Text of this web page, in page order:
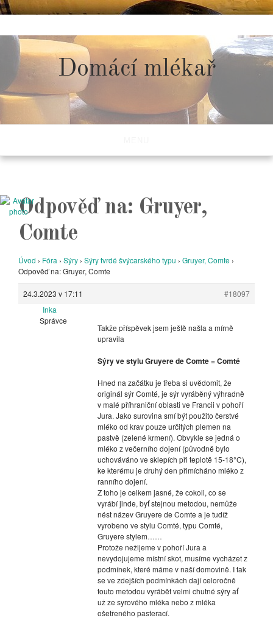
to
content
Domácí mlékař
Odpověď na: Gruyer,
Comte
Úvod › Fóra › Sýry › Sýry tvrdé švýcarského typu › Gruyer, Comte ›
Odpověď na: Gruyer, Comte
24.3.2023 v 17:11
#18097
Inka
Správce
Takže příspěvek jsem ještě našla a mírně
upravila
Sýry ve stylu Gruyere de Comte = Comté
Hned na začátku je třeba si uvědomit, že
originál sýr Comté, je sýr vyráběný výhradně
v malé příhraniční oblasti ve Francii v pohoří
Jura. Jako surovina smí být použito čerstvé
mléko od krav pouze určitých plemen na
pastvě (zelené krmení). Obvykle se jedná o
mléko z večerního dojení (původně bylo
uchováváno ve sklepích při teplotě 15-18°C),
ke kterému je druhý den přimícháno mléko z
ranního dojení.
Z toho je celkem jasné, že cokoli, co se
vyrábí jinde, byť stejnou metodou, nemůže
nést název Gruyere de Comte a je tudíž
vyrobeno ve stylu Comté, typu Comté,
Gruyere stylem……
Protože nežijeme v pohoří Jura a
nevydojujeme místní skot, musíme vycházet z
podmínek, které máme v naší domovině. I tak
se ve zdejších podmínkách dají celoročně
touto metodou vyrábět velmi chutné sýry ať
už ze syrového mléka nebo z mléka
ošetřeného pasterací.